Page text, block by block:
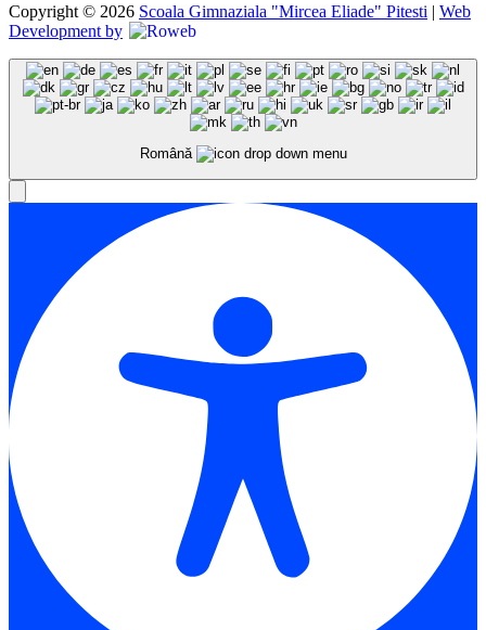
Copyright © 2026 Scoala Gimnaziala "Mircea Eliade" Pitesti | Web
Development by
Română